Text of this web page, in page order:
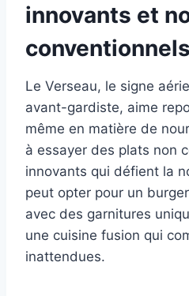
innovants et
conventionnels
Le Verseau, le signe
avant-gardiste, aime
même en matière de
à essayer des plats non
innovants qui défient la
peut opter pour un
avec des garnitures
une cuisine fusion qui
inattendues.